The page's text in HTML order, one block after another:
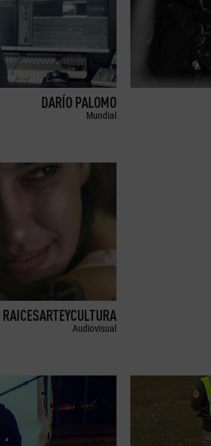
DARÍO PALOMO
Mundial
RAICESARTEYCULTURA
Audiovisual